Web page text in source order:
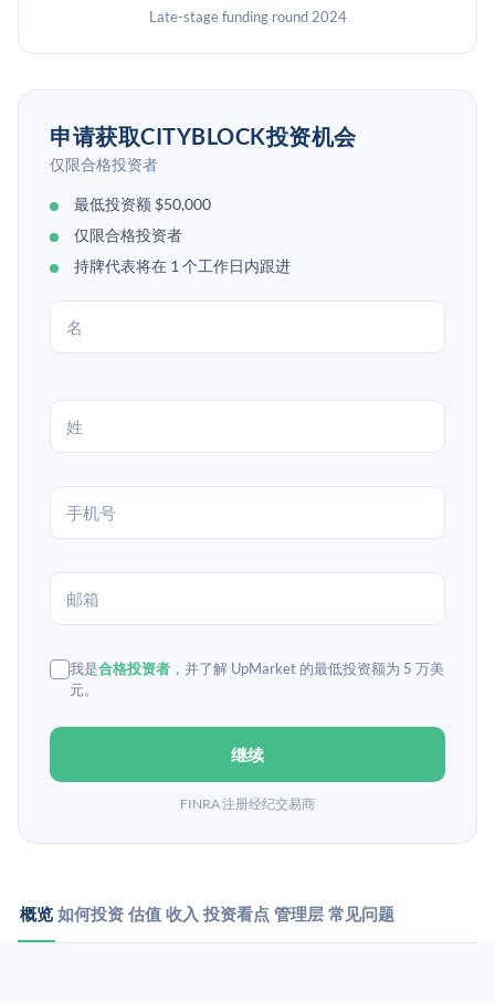
Late-stage funding round 2024
申请获取CITYBLOCK投资机会
仅限合格投资者
最低投资额 $50,000
仅限合格投资者
持牌代表将在 1 个工作日内跟进
我是合格投资者 ，并了解 UpMarket 的最低投资额为 5 万美
元。
继续
FINRA 注册经纪交易商
概览 如何投资 估值 收入 投资看点 管理层 常见问题